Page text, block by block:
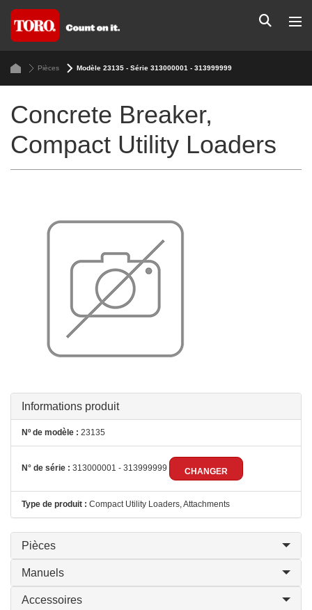
Pièces Modèle 23135 - Série 313000001 - 313999999
Concrete Breaker,
Compact Utility Loaders
Informations produit
Nº de modèle : 23135
N° de série : 313000001 - 313999999 CHANGER
Type de produit : Compact Utility Loaders, Attachments
Pièces
Manuels
Accessoires